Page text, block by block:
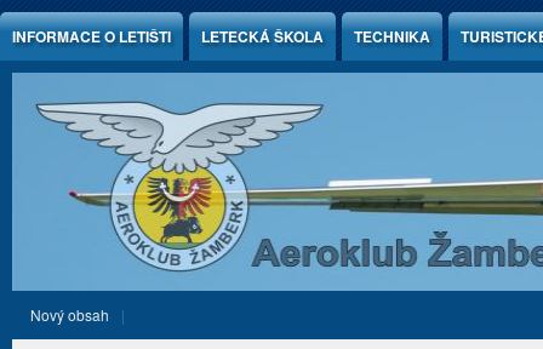
Jump to Content
INFORMACE O LETIŠTI LETECKÁ ŠKOLA TECHNIKA
Nový obsah